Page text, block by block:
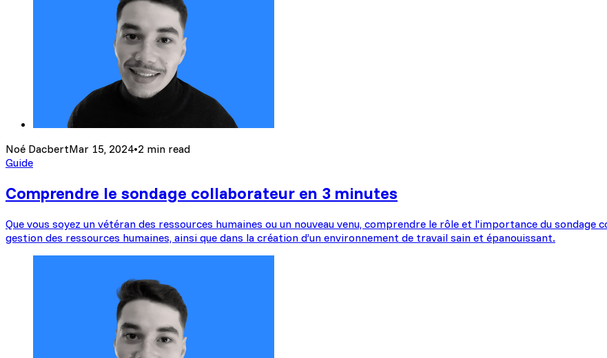
Noé DacbertMar 15, 2024•2 min read
Guide
Comprendre le sondage collaborateur en 3 minutes
Que vous soyez un vétéran des ressources humaines ou un nouveau venu, comprendre le rôle et l'importance du
gestion des ressources humaines, ainsi que dans la création d’un environnement de travail sain et épanouissant.